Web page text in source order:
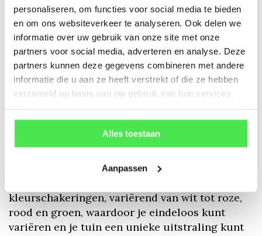
personaliseren, om functies voor social media te bieden
en om ons websiteverkeer te analyseren. Ook delen we
informatie over uw gebruik van onze site met onze
partners voor social media, adverteren en analyse. Deze
partners kunnen deze gegevens combineren met andere
informatie die u aan ze heeft verstrekt of die ze hebben
verzameld op basis van uw gebruik van hun services.
Alles toestaan
Aanpassen
een kleurrijke toevoeging aan je terras, de
Skimmia past altijd perfect bij jouw tuinwensen.
Vogels in de tuin
Een van de grootste voordelen van de Skimmia
is de verscheidenheid aan soorten en
vrouwelijke soorten, waarbij alleen de
vrouwelijke planten bessen produceren. Deze
maar trekken ook vogels aan die je tuin tot
kleurschakeringen, variërend van wit tot roze,
rood en groen, waardoor je eindeloos kunt
variëren en je tuin een unieke uitstraling kunt